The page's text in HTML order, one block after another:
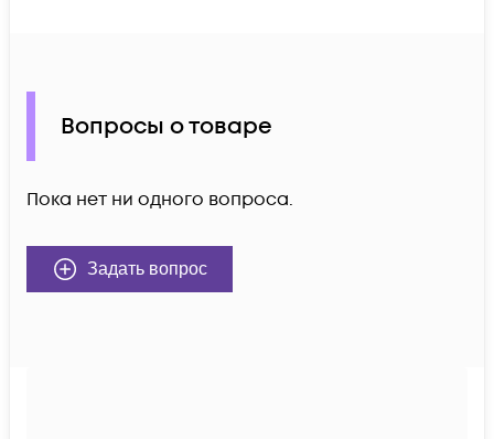
Вопросы о товаре
Пока нет ни одного вопроса.
Задать вопрос